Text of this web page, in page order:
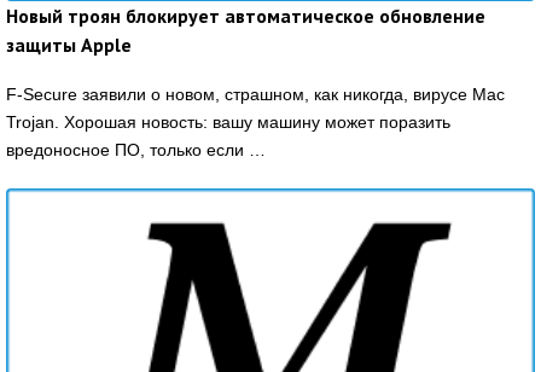
Новый троян блокирует автоматическое обновление
защиты Apple
F-Secure заявили о новом, страшном, как никогда, вирусе Mac
Trojan. Хорошая новость: вашу машину может поразить
вредоносное ПО, только если …